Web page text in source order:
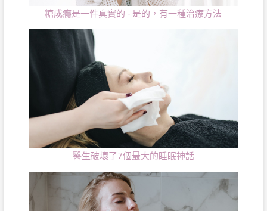
糖成癮是一件真實的 - 是的，有一種治療方法
醫生破壞了7個最大的睡眠神話